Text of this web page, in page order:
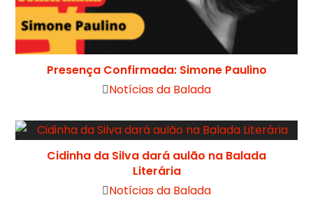
Presença Confirmada: Simone Paulino
Notícias da Balada
Cidinha da Silva dará aulão na Balada
Literária
Notícias da Balada